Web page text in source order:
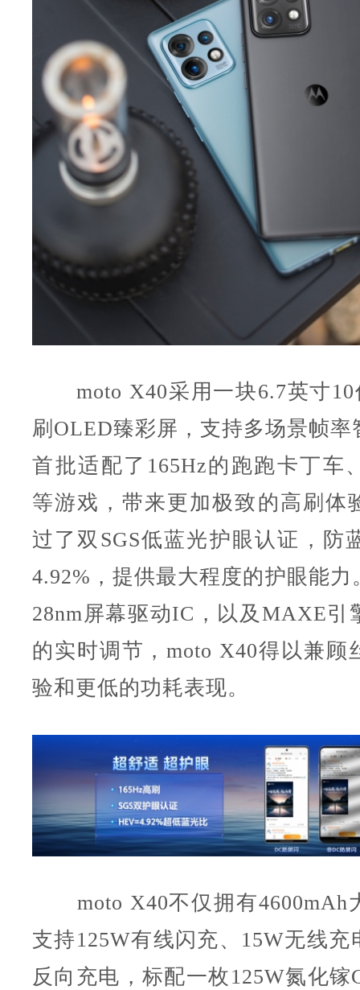
moto X40采用一块6.7英寸10
刷OLED臻彩屏，支持多场景帧率
首批适配了165Hz的跑跑卡丁车
等游戏，带来更加极致的高刷体
过了双SGS低蓝光护眼认证，防
4.92%，提供最大程度的护眼能力
28nm屏幕驱动IC，以及MAXE引
的实时调节，moto X40得以兼顾
验和更低的功耗表现。
moto X40不仅拥有4600mAh
支持125W有线闪充、15W无线充
反向充电，标配一枚125W氮化镓